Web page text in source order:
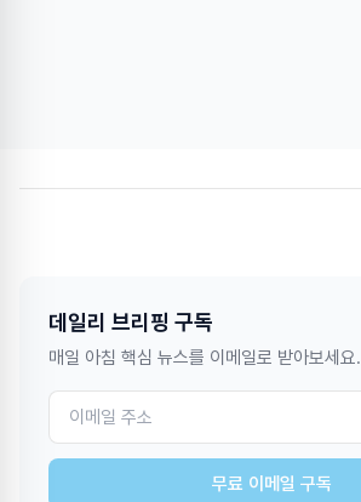
데일리 브리핑 구독
매일 아침 핵심 뉴스를 이메일로 받아보세요.
무료 이메일 구독